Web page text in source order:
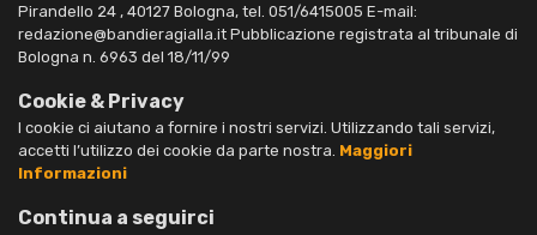
Pirandello 24 , 40127 Bologna, tel. 051/6415005 E-mail:
redazione@bandieragialla.it Pubblicazione registrata al tribunale di
Bologna n. 6963 del 18/11/99
Cookie & Privacy
I cookie ci aiutano a fornire i nostri servizi. Utilizzando tali servizi,
accetti l’utilizzo dei cookie da parte nostra. Maggiori
Informazioni
Continua a seguirci